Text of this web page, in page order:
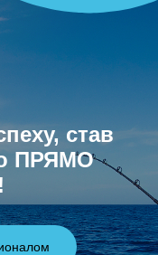
став
ПРЯМО